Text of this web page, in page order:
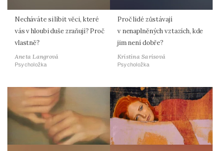
Necháváte si líbit věci, které
vás v hloubi duše zraňují? Proč
vlastně?
Aneta Langrová
Psycholožka
Proč lidé zůstávají
v nenaplněných vztazích, kde
jim není dobře?
Kristina Sarisová
Psycholožka